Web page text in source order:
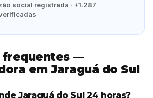
social registrada · +1.287
frequentes —
em Jaraguá do Sul
Jaraguá do Sul 24 horas?